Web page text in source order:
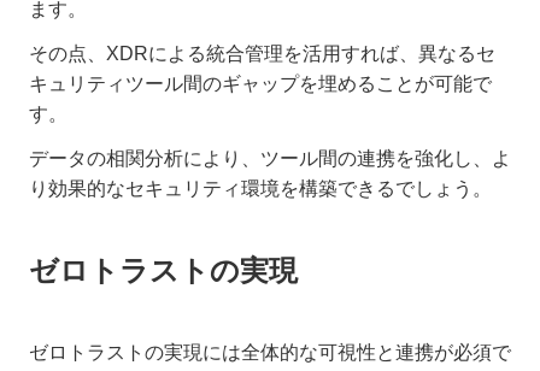
ます。
その点、XDRによる統合管理を活用すれば、異なるセ
キュリティツール間のギャップを埋めることが可能で
す。
データの相関分析により、ツール間の連携を強化し、よ
り効果的なセキュリティ環境を構築できるでしょう。
ゼロトラストの実現
ゼロトラストの実現には全体的な可視性と連携が必須で